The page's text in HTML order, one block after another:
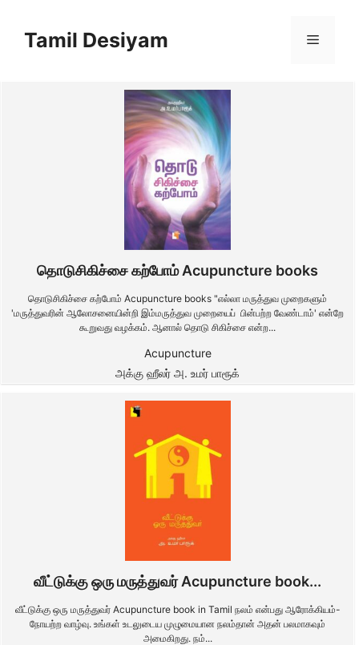
contentTamil Desiyam Menu
தொடுசிகிச்சை கற்போம் Acupuncture books
தொடுசிகிச்சை கற்போம் Acupuncture books "எல்லா மருத்துவ முறைகளும்
'மருத்துவரின் ஆலோசனையின்றி இம்மருத்துவ முறையைப் பின்பற்ற வேண்டாம்' என்றே
கூறுவது வழக்கம். ஆனால் தொடு சிகிச்சை என்ற...
Acupuncture
அக்கு ஹீலர் அ. உமர் பாரூக்
வீட்டுக்கு ஒரு மருத்துவர் Acupuncture book...
வீட்டுக்கு ஒரு மருத்துவர் Acupuncture book in Tamil நலம் என்பது ஆரோக்கியம்-
நோயற்ற வாழ்வு. உங்கள் உடலுடைய முழுமையான நலம்தான் அதன் பலமாகவும்
அமைகிறது. நம்...